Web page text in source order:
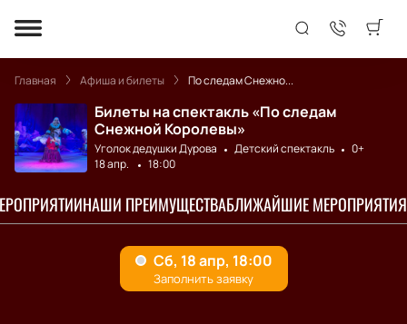
Главная Афиша и билеты По следам Снежно...
Билеты на спектакль «По следам
Снежной Королевы»
Уголок дедушки Дурова Детский спектакль
0+
18 апр.
18:00
НАШИ ПРЕИМУЩЕСТВАБЛИЖАЙШИЕ МЕРОПРИЯТИЯ